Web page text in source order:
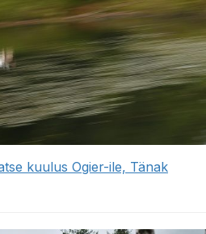
kuulus Ogier-ile, Tänak